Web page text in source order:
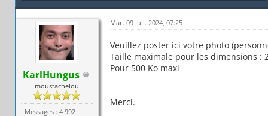
KarlHungus
moustachelou
Messages : 4 992
Mar. 09 Juil. 2024, 07:25
Veuillez poster ici votre photo
Taille maximale pour les dimensions :
Pour 500 Ko maxi
Merci.